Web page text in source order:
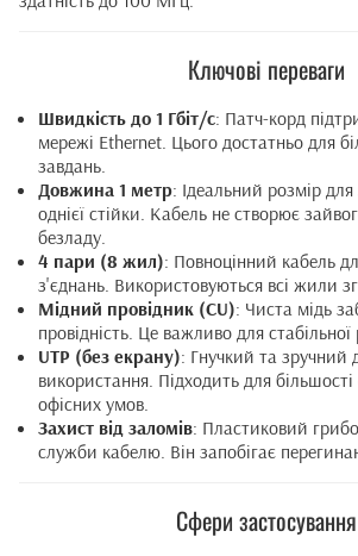
Ключові переваги
Швидкість до 1 Гбіт/с: Патч-корд
мережі Ethernet. Цього достатньо для
завдань.
Довжина 1 метр: Ідеальний розмір
однієї стійки. Кабель не створює
безладу.
4 пари (8 жил): Повноцінний кабель
з'єднань. Використовуються всі жили
Мідний провідник (CU): Чиста мідь
провідність. Це важливо для
UTP (без екрану): Гнучкий та зручний
використання. Підходить для
офісних умов.
Захист від заломів: Пластиковий
служби кабелю. Він запобігає
Сфери застосування